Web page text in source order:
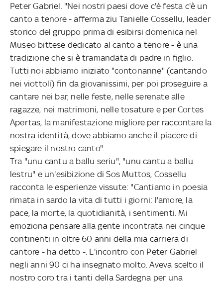
Peter Gabriel. "Nei nostri paesi dove c'è festa c'è un
canto a tenore - afferma ziu Tanielle Cossellu, leader
storico del gruppo prima di esibirsi domenica nel
Museo bittese dedicato al canto a tenore - è una
tradizione che si è tramandata di padre in figlio.
Tutti noi abbiamo iniziato "contonanne" (cantando
nei viottoli) fin da giovanissimi, per poi proseguire a
cantare nei bar, nelle feste, nelle serenate alle
ragazze, nei matrimoni, nelle tosature e per Cortes
Apertas, la manifestazione migliore per raccontare la
nostra identità, dove abbiamo anche il piacere di
spiegare il nostro canto".
Tra "unu cantu a ballu seriu", "unu cantu a ballu
lestru" e un'esibizione di Sos Muttos, Cossellu
racconta le esperienze vissute: "Cantiamo in poesia
rimata in sardo la vita di tutti i giorni: l'amore, la
pace, la morte, la quotidianità, i sentimenti. Mi
emoziona pensare alla gente incontrata nei cinque
continenti in oltre 60 anni della mia carriera di
cantore - ha detto -. L'incontro con Peter Gabriel
negli anni 90 ci ha insegnato molto. Aveva scelto il
nostro coro tra i tanti della Sardegna per una